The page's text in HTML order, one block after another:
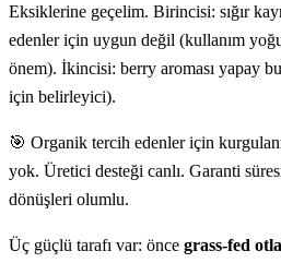
Eksiklerine geçelim. Birincisi: sığır
edenler için uygun değil (kullanım
önem). İkincisi: berry aroması yapay
için belirleyici).
🎯 Organik tercih edenler için
yok. Üretici desteği canlı. Garanti
dönüşleri olumlu.
Üç güçlü tarafı var: önce grass-fed